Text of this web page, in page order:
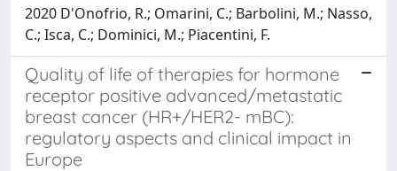
2020 D'Onofrio, R.; Omarini, C.; Barbolini, M.; Nasso,
C.; Isca, C.; Dominici, M.; Piacentini, F.
Quality of life of therapies for hormone
receptor positive advanced/metastatic
breast cancer (HR+/HER2- mBC):
regulatory aspects and clinical impact in
Europe